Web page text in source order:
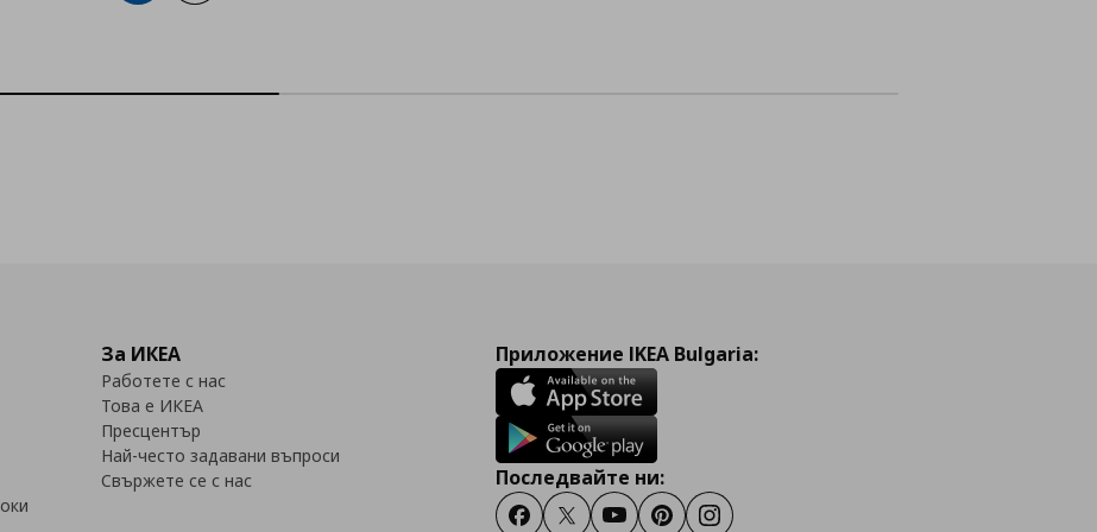
За ИКЕА
Работете с нас
Това е ИКЕА
Пресцентър
Най-често задавани въпроси
Свържете се с нас
Приложение IKEA Bulgaria:
Последвайте ни:
FacebookTwitterYoutubePinterestInstagram